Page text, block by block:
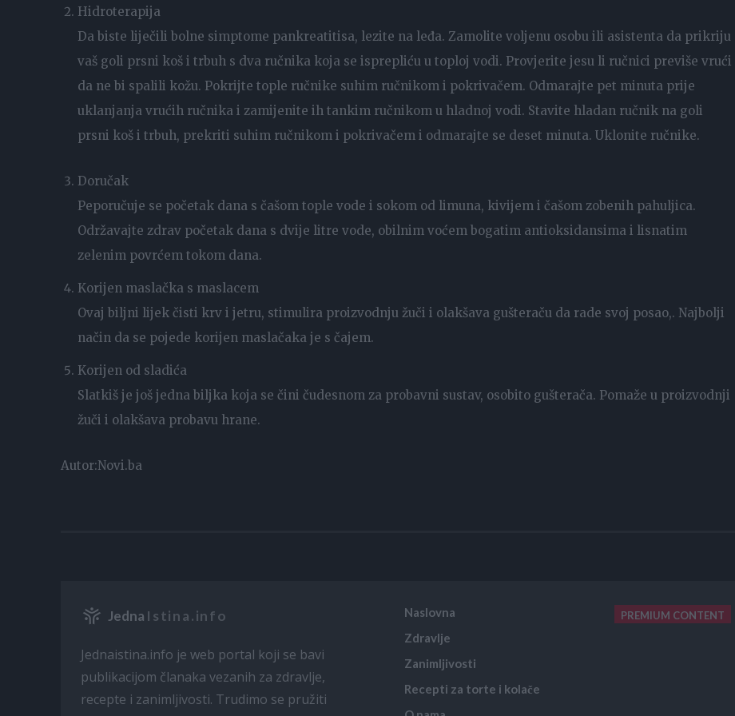
Hidroterapija
Da biste liječili bolne simptome pankreatitisa, lezite na leđa. Zamolite voljenu osobu ili asistenta da prikriju
vaš goli prsni koš i trbuh s dva ručnika koja se isprepliću u toploj vodi. Provjerite jesu li ručnici previše vrući
da ne bi spalili kožu. Pokrijte tople ručnike suhim ručnikom i pokrivačem. Odmarajte pet minuta prije
uklanjanja vrućih ručnika i zamijenite ih tankim ručnikom u hladnoj vodi. Stavite hladan ručnik na goli
prsni koš i trbuh, prekriti suhim ručnikom i pokrivačem i odmarajte se deset minuta. Uklonite ručnike.
Doručak
Peporučuje se početak dana s čašom tople vode i sokom od limuna, kivijem i čašom zobenih pahuljica.
Održavajte zdrav početak dana s dvije litre vode, obilnim voćem bogatim antioksidansima i lisnatim
zelenim povrćem tokom dana.
Korijen maslačka s maslacem
Ovaj biljni lijek čisti krv i jetru, stimulira proizvodnju žuči i olakšava gušteraču da rade svoj posao,. Najbolji
način da se pojede korijen maslačaka je s čajem.
Korijen od sladića
Slatkiš je još jedna biljka koja se čini čudesnom za probavni sustav, osobito gušterača. Pomaže u proizvodnji
žuči i olakšava probavu hrane.
Autor:Novi.ba
Jedna Istina.info
Jednaistina.info je web portal koji se bavi
publikacijom članaka vezanih za zdravlje,
recepte i zanimljivosti. Trudimo se pružiti
Naslovna
Zdravlje
Zanimljivosti
Recepti za torte i kolače
PREMIUM CONTENT